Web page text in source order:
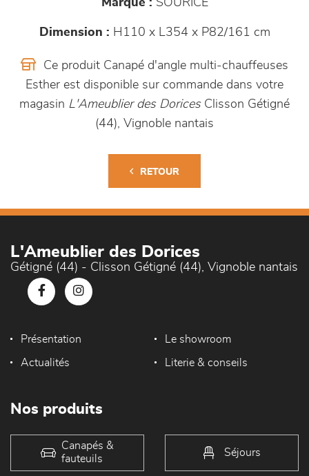
Marque : SOURICE
Dimension : H110 x L354 x P82/161 cm
Ce produit Canapé d'angle multi-chauffeuses
Esther est disponible sur commande dans votre
magasin L'Ameublier des DoricesClisson Gétigné
(44), Vignoble nantais
RETOUR
L'Ameublier des Dorices
Gétigné (44) - Clisson Gétigné (44), Vignoble nantais
Présentation Le showroom
Actualités Literie & conseils
Nos produits
Canapés &
fauteuils
Séjours